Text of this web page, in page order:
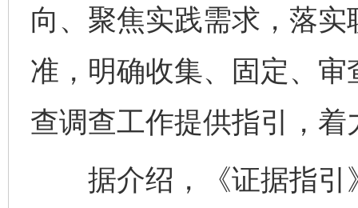
向、聚焦实践需求，落
准，明确收集、固定、
查调查工作提供指引，
据介绍，《证据指引